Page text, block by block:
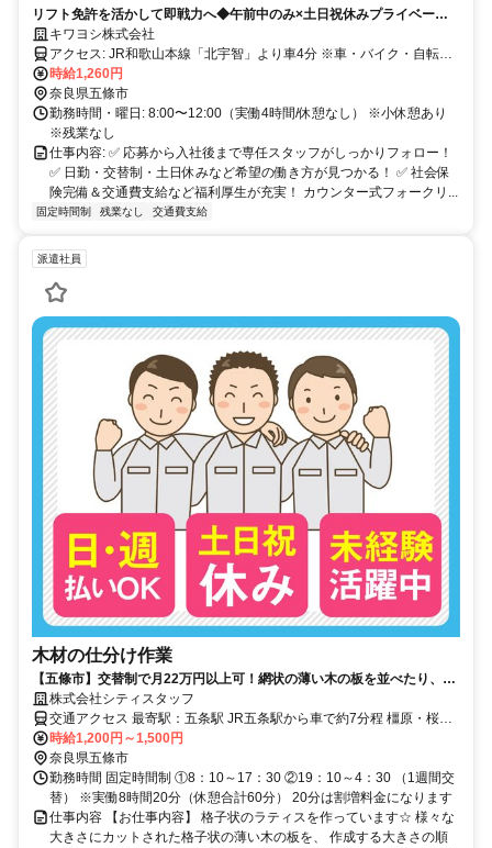
リフト免許を活かして即戦力へ◆午前中のみ×土日祝休みプライベート
も充実◆車バイク通勤OK◆週払いOK
キワヨシ株式会社
アクセス: JR和歌山本線「北宇智」より車4分 ※車・バイク・自転車
通勤OK（無料駐車場完備）
時給1,260円
奈良県五條市
勤務時間・曜日: 8:00〜12:00（実働4時間/休憩なし） ※小休憩あり
※残業なし
仕事内容: ✅ 応募から入社後まで専任スタッフがしっかりフォロー！
✅ 日勤・交替制・土日休みなど希望の働き方が見つかる！ ✅ 社会保
険完備＆交通費支給など福利厚生が充実！ カウンター式フォークリ...
固定時間制 残業なし 交通費支給
派遣社員
木材の仕分け作業
【五條市】交替制で月22万円以上可！網状の薄い木の板を並べたり、仕
分けをするオシゴト
株式会社シティスタッフ
交通アクセス 最寄駅：五条駅 JR五条駅から車で約7分程 橿原・桜井
方面から30分～40分程 和歌山県橋本市からも10km程です☆ ＊五條
市、吉野郡大淀町、和歌山県橋本市など周辺から通勤しているスタッ
フ多数がいます。
時給1,200円～1,500円
奈良県五條市
勤務時間 固定時間制 ①8：10～17：30 ②19：10～4：30 （1週間交
替） ※実働8時間20分（休憩合計60分） 20分は割増料金になります
仕事内容 【お仕事内容】 格子状のラティスを作っています☆ 様々な
大きさにカットされた格子状の薄い木の板を、 作成する大きさの順